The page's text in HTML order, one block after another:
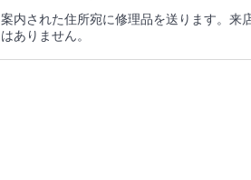
案内された住所宛に修理品を送ります。来
はありません。